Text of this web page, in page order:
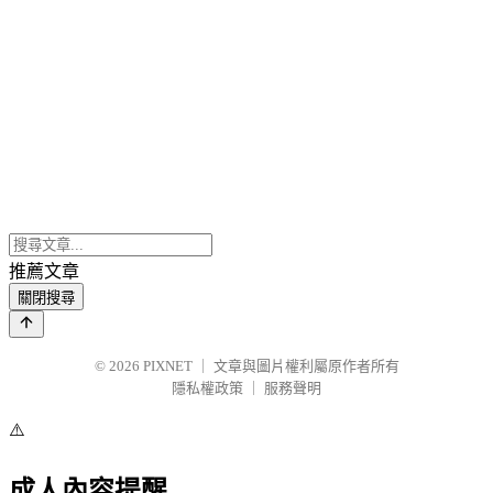
推薦文章
關閉搜尋
© 2026 PIXNET
文章與圖片權利屬原作者所有
隱私權政策
服務聲明
⚠️